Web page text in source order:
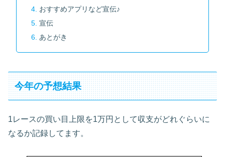
おすすめアプリなど宣伝♪
宣伝
あとがき
今年の予想結果
1レースの買い目上限を1万円として収支がどれぐらいに
なるか記録してます。